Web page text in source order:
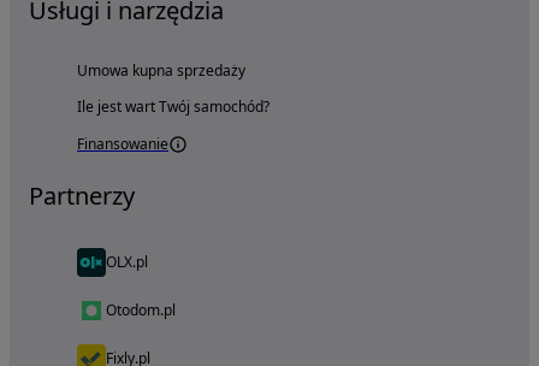
Usługi i narzędzia
Umowa kupna sprzedaży
Ile jest wart Twój samochód?
Finansowanie
Partnerzy
OLX.pl
Otodom.pl
Fixly.pl